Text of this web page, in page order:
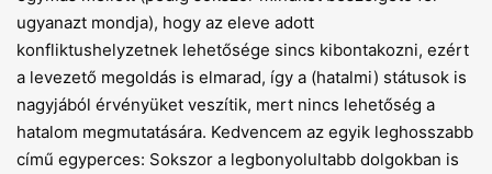
ugyanazt mondja), hogy az eleve adott
konfliktushelyzetnek lehetősége sincs kibontakozni, ezért
a le­vezető megoldás is elmarad, így a (hatalmi) státusok is
nagyjából érvényüket veszítik, mert nincs lehetőség a
hatalom megmutatására. Kedvencem az egyik leghosszabb
című egyperces: Sokszor a legbonyolultabb dolgokban is